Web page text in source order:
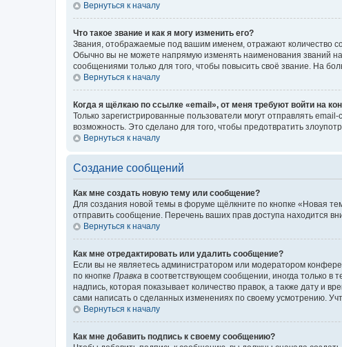
Вернуться к началу
Что такое звание и как я могу изменить его?
Звания, отображаемые под вашим именем, отражают количество
Обычно вы не можете напрямую изменять наименования званий
сообщениями только для того, чтобы повысить своё звание. На
Вернуться к началу
Когда я щёлкаю по ссылке «email», от меня требуют войти на
Только зарегистрированные пользователи могут отправлять
возможность. Это сделано для того, чтобы предотвратить
Вернуться к началу
Создание сообщений
Как мне создать новую тему или сообщение?
Для создания новой темы в форуме щёлкните по кнопке «Новая
отправить сообщение. Перечень ваших прав доступа находится
Вернуться к началу
Как мне отредактировать или удалить сообщение?
Если вы не являетесь администратором или модератором
по кнопке Правка в соответствующем сообщении, иногда только в
надпись, которая показывает количество правок, а также дату и
сами написать о сделанных изменениях по своему усмотрению.
Вернуться к началу
Как мне добавить подпись к своему сообщению?